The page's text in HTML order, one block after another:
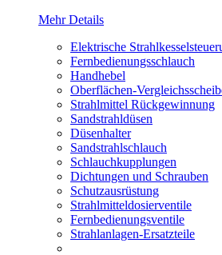
Mehr Details
Elektrische
Fernbedienungsschlauch
Handhebel
Oberflächen-
Strahlmittel Rückgewinnung
Sandstrahldüsen
Düsenhalter
Sandstrahlschlauch
Schlauchkupplungen
Dichtungen und Schrauben
Schutzausrüstung
Strahlmitteldosierventile
Fernbedienungsventile
Strahlanlagen-Ersatzteile